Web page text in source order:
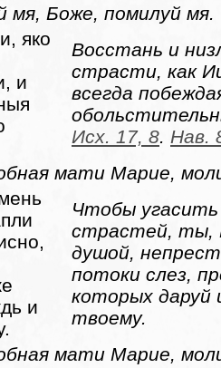
мя, Боже, помилуй мя.
яко
и
Восстань и
страсти, как
всегда
Исх. 17, 8. Нав.
мати Марие,
и
Чтобы угасить
страстей, ты,
душой,
потоки слез,
которых даруй
твоему.
мати Марие,